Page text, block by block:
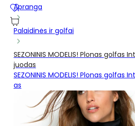
Apranga
Palaidinės ir golfai
SEZONINIS MODELIS! Plonas golfas
juodas
SEZONINIS MODELIS! Plonas golfas
as